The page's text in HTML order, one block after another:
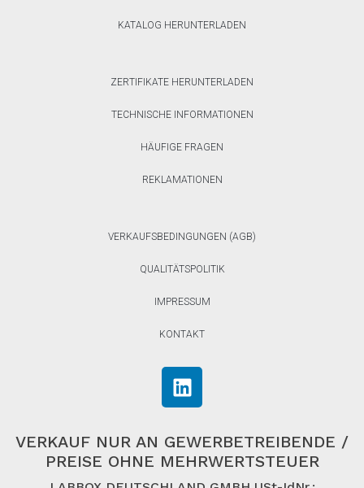
KATALOG HERUNTERLADEN
ZERTIFIKATE HERUNTERLADEN
TECHNISCHE INFORMATIONEN
HÄUFIGE FRAGEN
REKLAMATIONEN
VERKAUFSBEDINGUNGEN (AGB)
QUALITÄTSPOLITIK
IMPRESSUM
KONTAKT
VERKAUF NUR AN GEWERBETREIBENDE /
PREISE OHNE MEHRWERTSTEUER